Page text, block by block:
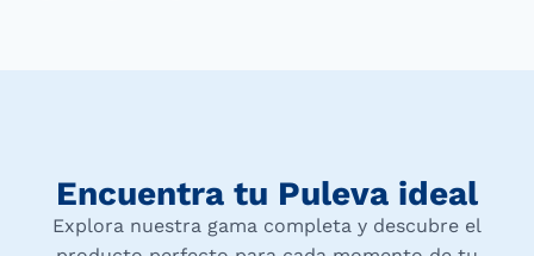
Encuentra tu Puleva ideal
Explora nuestra gama completa y descubre el